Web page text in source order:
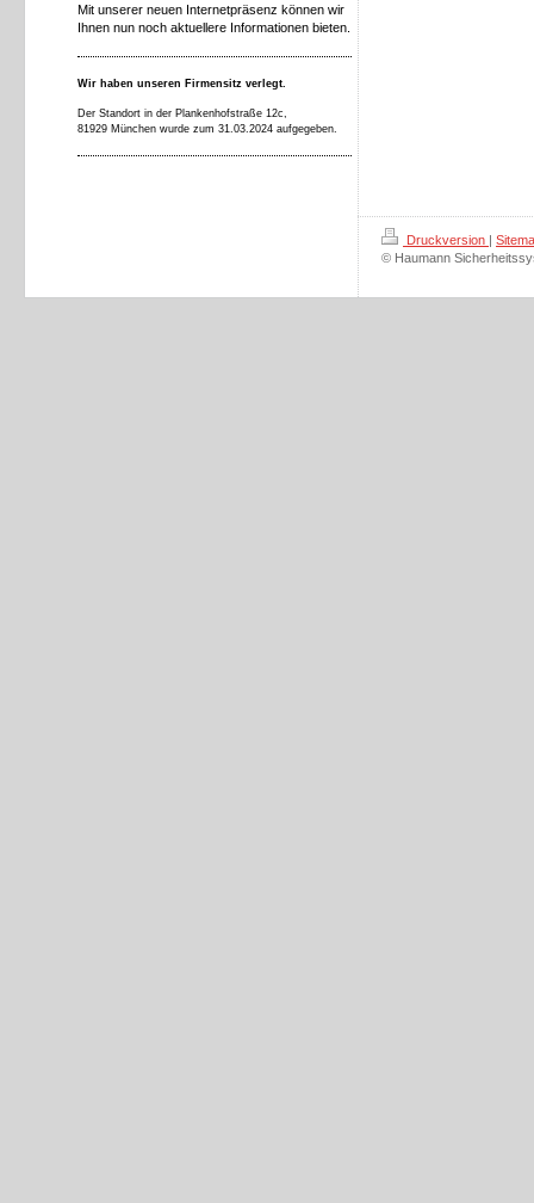
Mit unserer neuen Internetpräsenz können wir
Ihnen nun noch aktuellere Informationen bieten.
Wir haben unseren Firmensitz verlegt.
Der Standort in der Plankenhofstraße 12c,
81929 München wurde zum 31.03.2024 aufgegeben.
Druckversion |
© Haumann